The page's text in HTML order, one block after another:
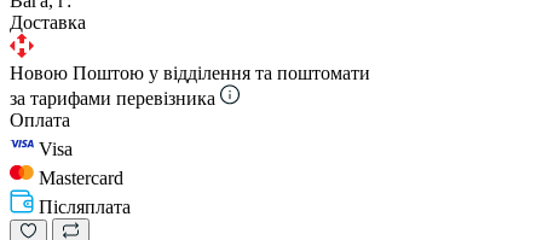
Доставка
Новою Поштою у відділення та поштомати
за тарифами перевізника
Оплата
Visa
Mastercard
Післяплата